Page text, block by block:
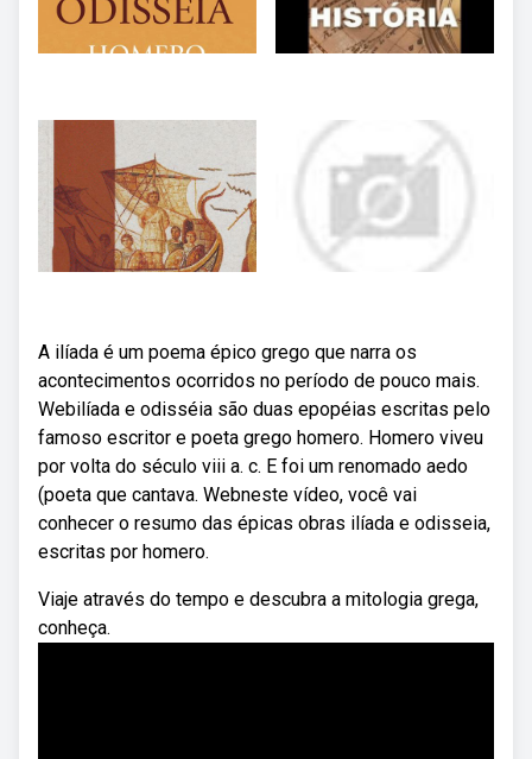
A ilíada é um poema épico grego que narra os
acontecimentos ocorridos no período de pouco mais.
Webilíada e odisséia são duas epopéias escritas pelo
famoso escritor e poeta grego homero. Homero viveu
por volta do século viii a. c. E foi um renomado aedo
(poeta que cantava. Webneste vídeo, você vai
conhecer o resumo das épicas obras ilíada e odisseia,
escritas por homero.
Viaje através do tempo e descubra a mitologia grega,
conheça.